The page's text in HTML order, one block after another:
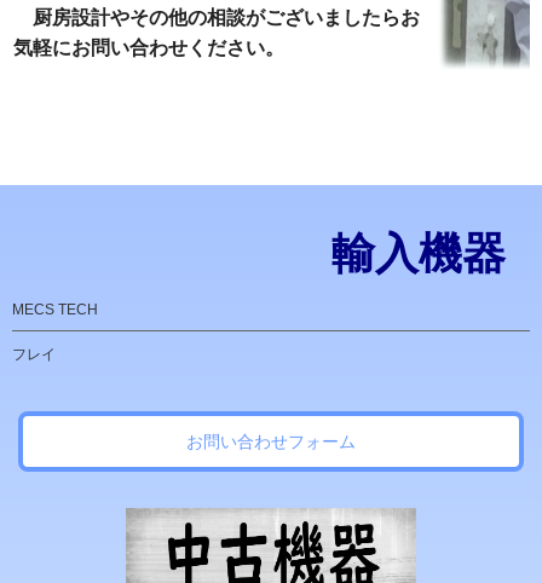
厨房設計やその他の相談がございましたらお
気軽にお問い合わせください。
輸入機器
MECS TECH
フレイ
お問い合わせフォーム